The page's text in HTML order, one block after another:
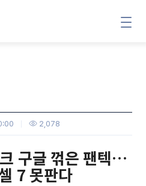
2,078
구글 꺾은 팬텍…
7 못판다